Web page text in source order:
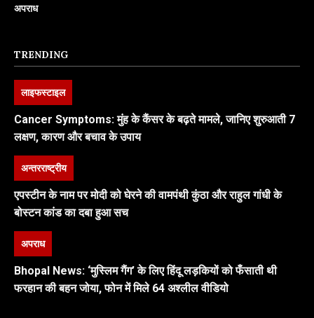
अपराध
TRENDING
लाइफस्टाइल
Cancer Symptoms: मुंह के कैंसर के बढ़ते मामले, जानिए शुरुआती 7
लक्षण, कारण और बचाव के उपाय
अन्तरराष्ट्रीय
एपस्टीन के नाम पर मोदी को घेरने की वामपंथी कुंठा और राहुल गांधी के
बोस्टन कांड का दबा हुआ सच
अपराध
Bhopal News: ‘मुस्लिम गैंग’ के लिए हिंदू लड़कियों को फँसाती थी
फरहान की बहन जोया, फोन में मिले 64 अश्लील वीडियो